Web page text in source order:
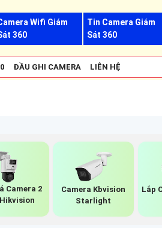
Wifi Giám
360
Tin Camera Giám
Sát 360
ĐẦU GHI CAMERA LIÊN HỆ
Camera 2
Camera Kbvision
Starlight
Lắp